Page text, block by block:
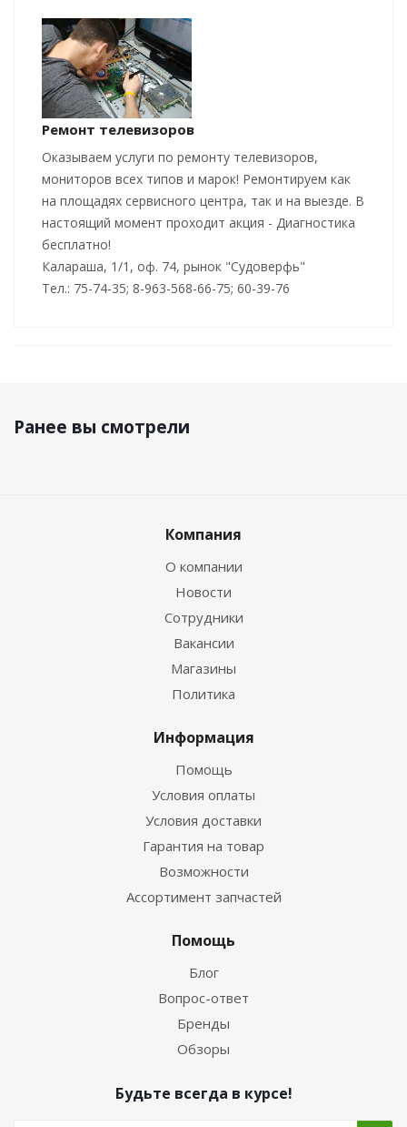
Ремонт телевизоров
Оказываем услуги по ремонту телевизоров,
мониторов всех типов и марок! Ремонтируем как
на площадях сервисного центра, так и на выезде. В
настоящий момент проходит акция - Диагностика
бесплатно!
Калараша, 1/1, оф. 74, рынок "Судоверфь"
Тел.: 75-74-35; 8-963-568-66-75; 60-39-76
Ранее вы смотрели
Компания
О компании
Новости
Сотрудники
Вакансии
Магазины
Политика
Информация
Помощь
Условия оплаты
Условия доставки
Гарантия на товар
Возможности
Ассортимент запчастей
Помощь
Блог
Вопрос-ответ
Бренды
Обзоры
Будьте всегда в курсе!